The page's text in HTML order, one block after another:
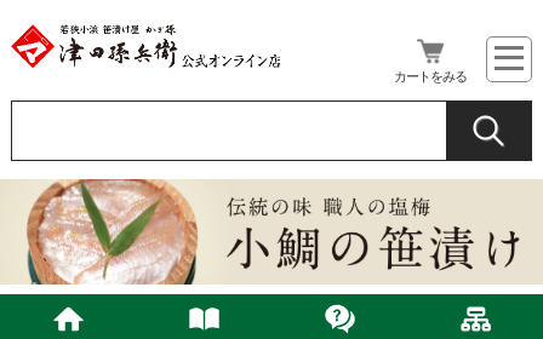
カートをみる